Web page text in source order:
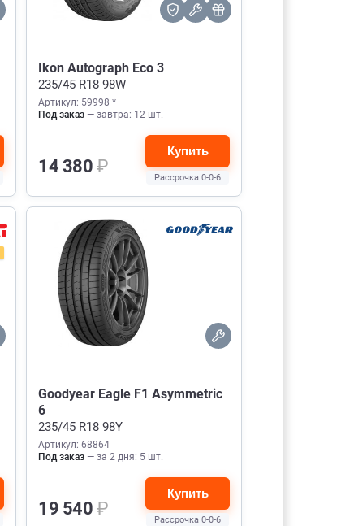
Ikon Autograph Eco 3
235/45 R18 98W
Артикул: 59998 *
Под заказ — завтра: 12 шт.
14 380 ₽
Купить
Рассрочка 0-0-6
Goodyear Eagle F1 Asymmetric
6
235/45 R18 98Y
Артикул: 68864
Под заказ — за 2 дня: 5 шт.
19 540 ₽
Купить
Рассрочка 0-0-6